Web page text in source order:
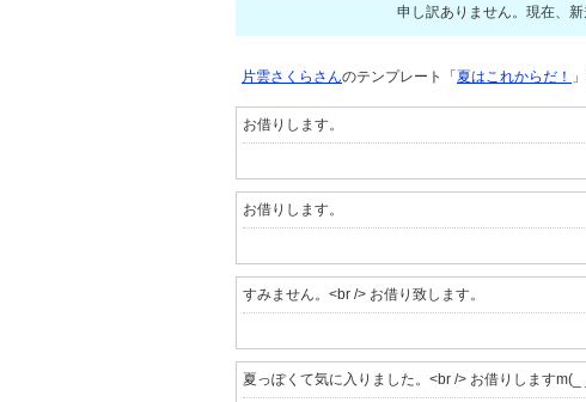
申し訳ありません。現在、
片雲さくらさんのテンプレート「 夏はこれからだ！
お借りします。
お借りします。
すみません。<br /> お借り致します。
夏っぽくて気に入りました。<br /> お借りしますm(_